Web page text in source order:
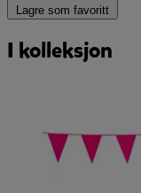
Lagre som favoritt
I kolleksjon